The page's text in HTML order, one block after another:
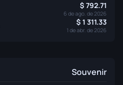
792.71
6 de ago. de 2026
1 311.33
1 de abr. de 2026
Souvenir